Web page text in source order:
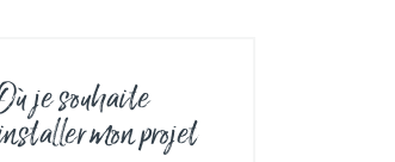
je souhaite
mon projet